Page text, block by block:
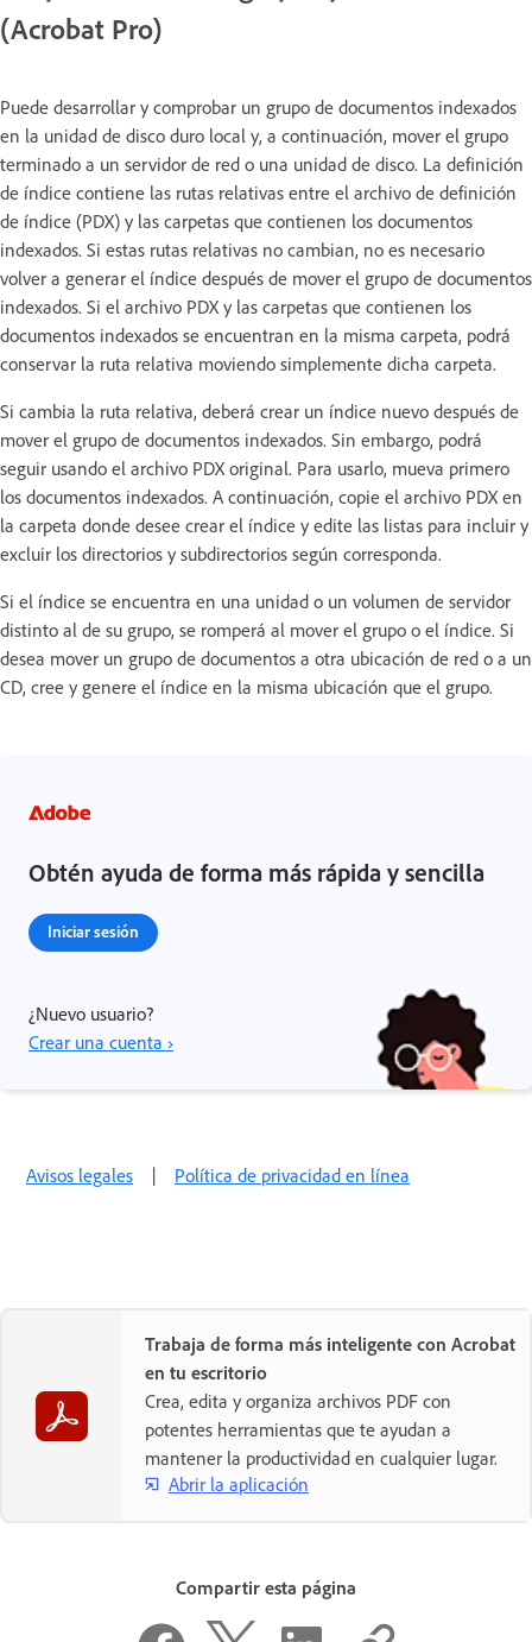
(Acrobat Pro)
Puede desarrollar y comprobar un grupo de documentos indexados
en la unidad de disco duro local y, a continuación, mover el grupo
terminado a un servidor de red o una unidad de disco. La definición
de índice contiene las rutas relativas entre el archivo de definición
de índice (PDX) y las carpetas que contienen los documentos
indexados. Si estas rutas relativas no cambian, no es necesario
volver a generar el índice después de mover el grupo de documentos
indexados. Si el archivo PDX y las carpetas que contienen los
documentos indexados se encuentran en la misma carpeta, podrá
conservar la ruta relativa moviendo simplemente dicha carpeta.
Si cambia la ruta relativa, deberá crear un índice nuevo después de
mover el grupo de documentos indexados. Sin embargo, podrá
seguir usando el archivo PDX original. Para usarlo, mueva primero
los documentos indexados. A continuación, copie el archivo PDX en
la carpeta donde desee crear el índice y edite las listas para incluir y
excluir los directorios y subdirectorios según corresponda.
Si el índice se encuentra en una unidad o un volumen de servidor
distinto al de su grupo, se romperá al mover el grupo o el índice. Si
desea mover un grupo de documentos a otra ubicación de red o a un
CD, cree y genere el índice en la misma ubicación que el grupo.
Obtén ayuda de forma más rápida y sencilla
Iniciar sesión
¿Nuevo usuario?
Crear una cuenta ›
Avisos legales | Política de privacidad en línea
Trabaja de forma más inteligente con Acrobat
en tu escritorio
Crea, edita y organiza archivos PDF con
potentes herramientas que te ayudan a
mantener la productividad en cualquier lugar.
Abrir la aplicación
Compartir esta página